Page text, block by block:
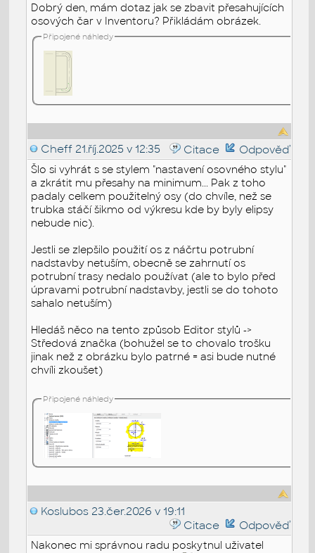
Dobrý den, mám dotaz jak se zbavit přesahujících
osových čar v Inventoru? Přikládám obrázek.
Připojené náhledy
Cheff 21.říj.2025 v 12:35 Citace Odpověď
Šlo si vyhrát s se stylem "nastavení osovného stylu"
a zkrátit mu přesahy na minimum... Pak z toho
padaly celkem použitelný osy (do chvíle, než se
trubka stáčí šikmo od výkresu kde by byly elipsy
nebude nic).
Jestli se zlepšilo použití os z náčrtu potrubní
nadstavby netuším, obecně se zahrnutí os
potrubní trasy nedalo používat (ale to bylo před
úpravami potrubní nadstavby, jestli se do tohoto
sahalo netuším)
Hledáš něco na tento způsob Editor stylů ->
Středová značka (bohužel se to chovalo trošku
jinak než z obrázku bylo patrné = asi bude nutné
chvíli zkoušet)
Připojené náhledy
Koslubos 23.čer.2026 v 19:11
Citace
Odpověď
Nakonec mi správnou radu poskytnul uživatel